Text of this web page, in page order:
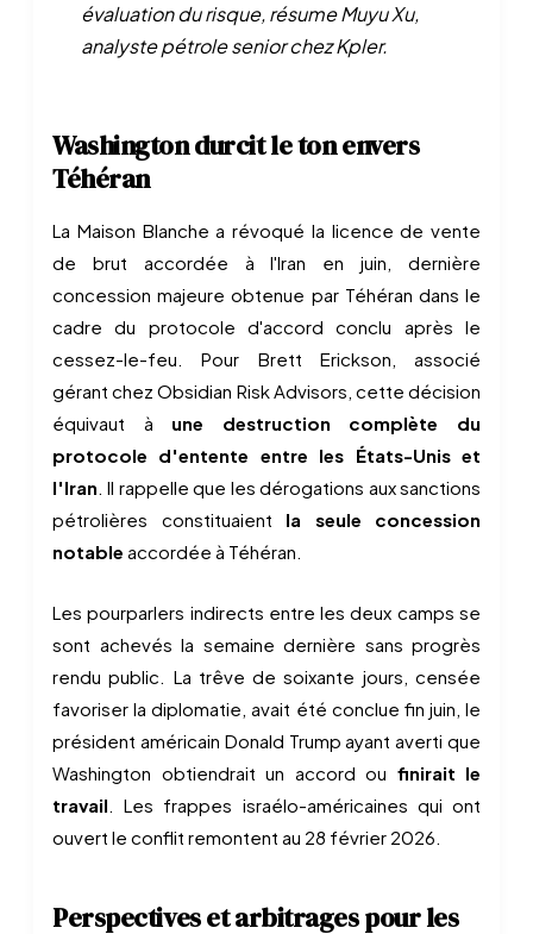
évaluation du risque, résume Muyu Xu,
analyste pétrole senior chez Kpler.
Washington durcit le ton envers
Téhéran
La Maison Blanche a révoqué la licence de vente
de brut accordée à l'Iran en juin, dernière
concession majeure obtenue par Téhéran dans le
cadre du protocole d'accord conclu après le
cessez-le-feu. Pour Brett Erickson, associé
gérant chez Obsidian Risk Advisors, cette décision
équivaut à une destruction complète du
protocole d'entente entre les États-Unis et
l'Iran. Il rappelle que les dérogations aux sanctions
pétrolières constituaient la seule concession
notable accordée à Téhéran.
Les pourparlers indirects entre les deux camps se
sont achevés la semaine dernière sans progrès
rendu public. La trêve de soixante jours, censée
favoriser la diplomatie, avait été conclue fin juin, le
président américain Donald Trump ayant averti que
Washington obtiendrait un accord ou finirait le
travail. Les frappes israélo-américaines qui ont
ouvert le conflit remontent au 28 février 2026.
Perspectives et arbitrages pour les